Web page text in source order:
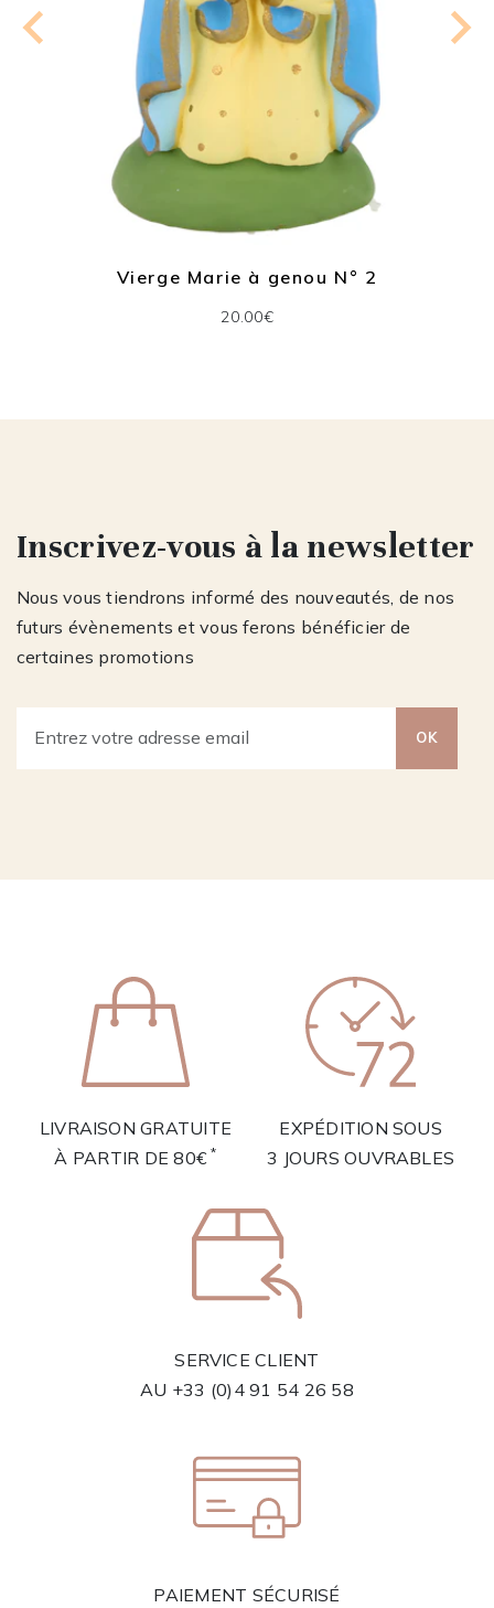
Vierge Marie à genou N° 2
20.00€
Inscrivez-vous à la newsletter
Nous vous tiendrons informé des nouveautés, de nos
futurs évènements et vous ferons bénéficier de
certaines promotions
OK
LIVRAISON GRATUITE
À PARTIR DE 80€*
EXPÉDITION SOUS
3 JOURS OUVRABLES
SERVICE CLIENT
AU +33 (0)4 91 54 26 58
PAIEMENT SÉCURISÉ